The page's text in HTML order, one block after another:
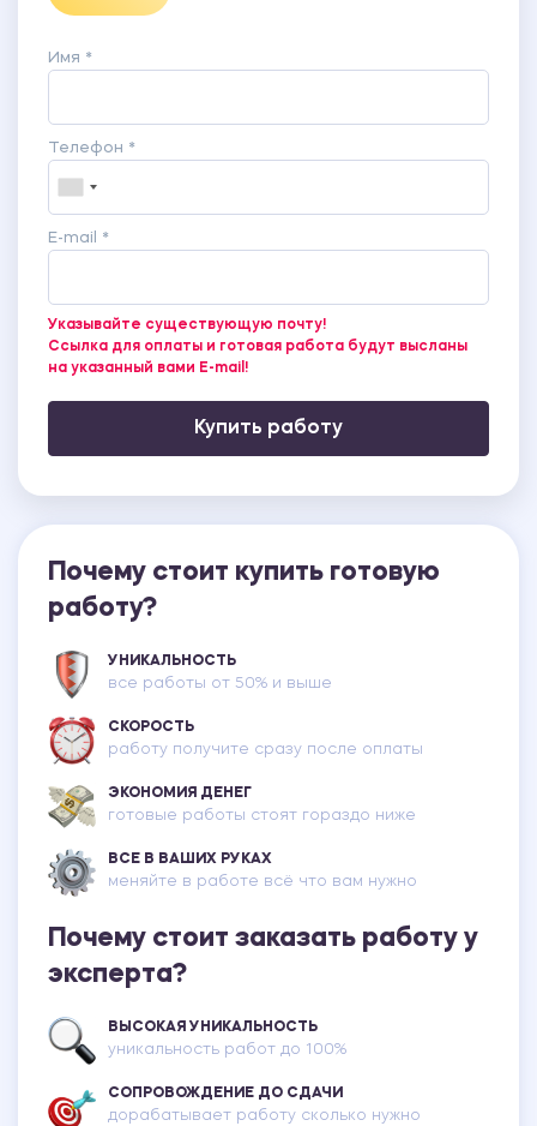
Имя *
Телефон *
E-mail *
Указывайте существующую почту!
Ссылка для оплаты и готовая работа будут высланы
на указанный вами E-mail!
Купить работу
Почему стоит купить готовую
работу?
УНИКАЛЬНОСТЬ
все работы от 50% и выше
СКОРОСТЬ
работу получите сразу после оплаты
ЭКОНОМИЯ ДЕНЕГ
готовые работы стоят гораздо ниже
ВСЕ В ВАШИХ РУКАХ
меняйте в работе всё что вам нужно
Почему стоит заказать работу у
эксперта?
ВЫСОКАЯ УНИКАЛЬНОСТЬ
уникальность работ до 100%
СОПРОВОЖДЕНИЕ ДО СДАЧИ
дорабатывает работу сколько нужно